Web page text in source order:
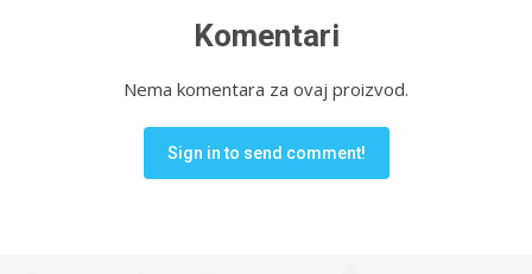
Komentari
Nema komentara za ovaj proizvod.
Sign in to send comment!